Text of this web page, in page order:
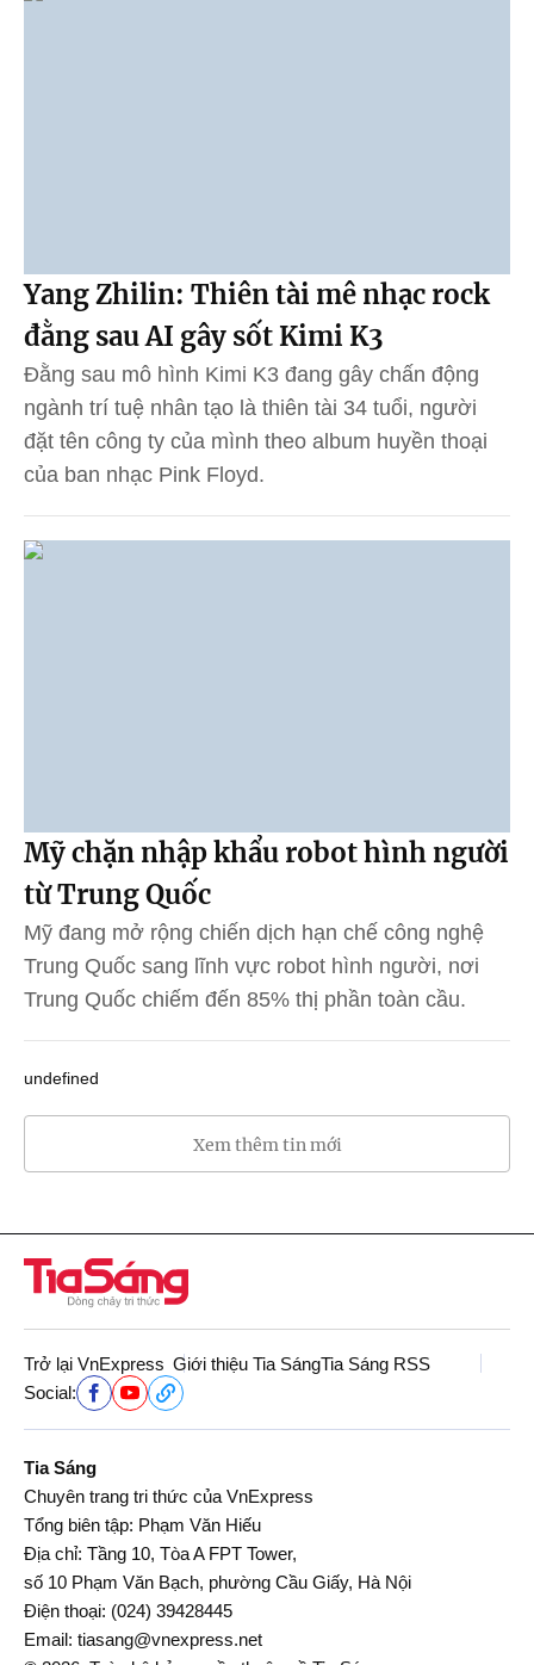
Yang Zhilin: Thiên tài mê nhạc rock
đằng sau AI gây sốt Kimi K3
Đằng sau mô hình Kimi K3 đang gây chấn động
ngành trí tuệ nhân tạo là thiên tài 34 tuổi, người
đặt tên công ty của mình theo album huyền thoại
của ban nhạc Pink Floyd.
Mỹ chặn nhập khẩu robot hình người
từ Trung Quốc
Mỹ đang mở rộng chiến dịch hạn chế công nghệ
Trung Quốc sang lĩnh vực robot hình người, nơi
Trung Quốc chiếm đến 85% thị phần toàn cầu.
undefined
Xem thêm tin mới
Trở lại VnExpress Giới thiệu Tia SángTia Sáng RSS
Social:
Tia Sáng
Chuyên trang tri thức của VnExpress
Tổng biên tập: Phạm Văn Hiếu
Địa chỉ: Tầng 10, Tòa A FPT Tower,
số 10 Phạm Văn Bạch, phường Cầu Giấy, Hà Nội
Điện thoại: (024) 39428445
Email: tiasang@vnexpress.net